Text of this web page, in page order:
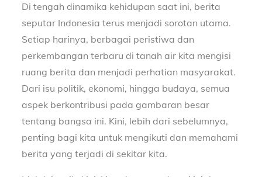
Di tengah dinamika kehidupan saat ini, berita
seputar Indonesia terus menjadi sorotan utama.
Setiap harinya, berbagai peristiwa dan
perkembangan terbaru di tanah air kita mengisi
ruang berita dan menjadi perhatian masyarakat.
Dari isu politik, ekonomi, hingga budaya, semua
aspek berkontribusi pada gambaran besar
tentang bangsa ini. Kini, lebih dari sebelumnya,
penting bagi kita untuk mengikuti dan memahami
berita yang terjadi di sekitar kita.